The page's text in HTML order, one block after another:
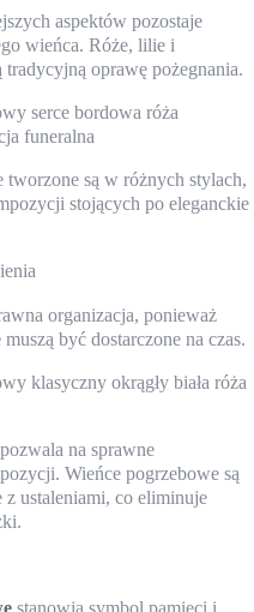
aspektów pozostaje
wieńca. Róże, lilie i
oprawę pożegnania.
tworzone są w różnych stylach,
stojących po eleganckie
organizacja, ponieważ
muszą być dostarczone na czas.
na sprawne
Wieńce pogrzebowe są
z ustaleniami, co eliminuje
stanowią symbol pamięci i